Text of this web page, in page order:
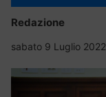
Redazione
sabato 9 Luglio 2022